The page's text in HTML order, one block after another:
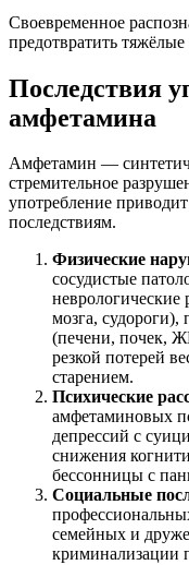
Своевременное
предотвратить тяжёлые
Последствия
амфетамина
Амфетамин —
стремительное
употребление
последствиям.
Физические
сосудистые
неврологические
мозга, судороги),
(печени, почек,
резкой потерей
старением.
Психические
амфетаминовых
депрессий с
снижения
бессонницы с
Социальные
семейных и
криминализации